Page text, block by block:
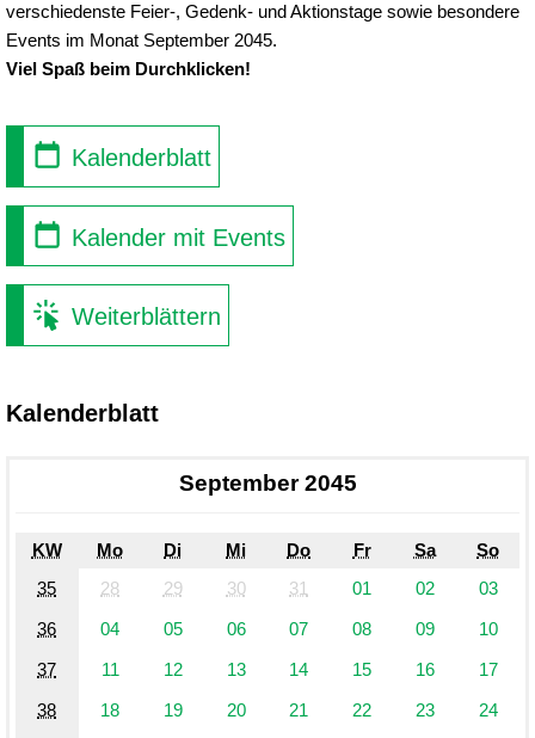
verschiedenste Feier-, Gedenk- und Aktionstage sowie besondere
Events im Monat September 2045.
Viel Spaß beim Durchklicken!
Kalenderblatt
Kalender mit Events
Weiterblättern
Kalenderblatt
September 2045
KW Mo Di Mi Do Fr Sa
So
35
28 29 30 31 01 02
03
36
04 05 06 07 08 09
10
37
11 12 13 14 15 16
17
38
18 19 20 21 22 23
24